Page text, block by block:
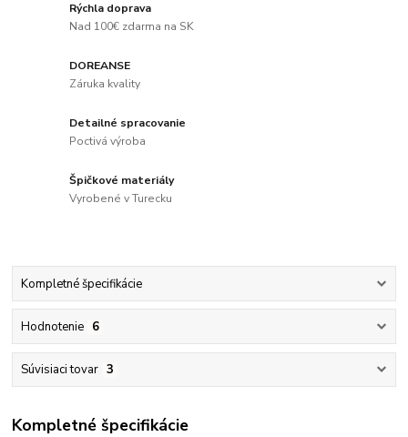
Rýchla doprava
Nad 100€ zdarma na SK
DOREANSE
Záruka kvality
Detailné spracovanie
Poctivá výroba
Špičkové materiály
Vyrobené v Turecku
Kompletné špecifikácie
Hodnotenie 6
Súvisiaci tovar 3
Kompletné špecifikácie